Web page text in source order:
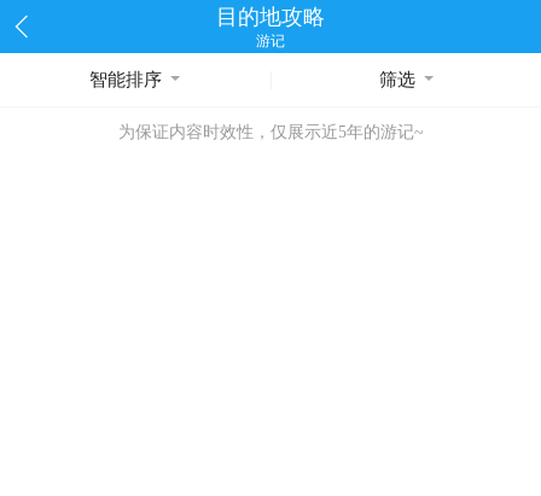
目的地攻略
游记
智能排序 筛选
为保证内容时效性，仅展示近5年的游记~